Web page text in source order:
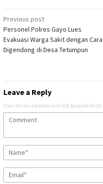
Post
navigation
Previous post
Personel Polres Gayo Lues
Evakuasi Warga Sakit dengan Cara
Digendong di Desa Tetumpun
Leave a Reply
Your email address will not be published.